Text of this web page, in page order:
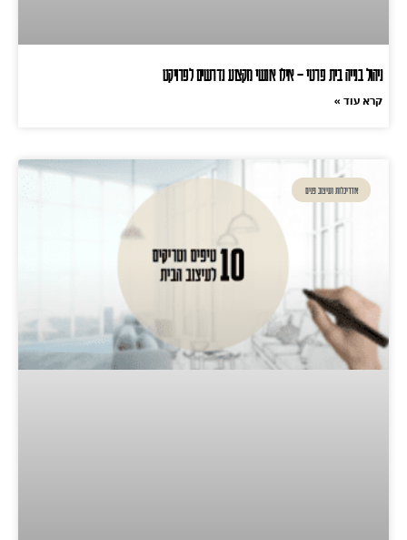
ניהול בנייה בית פרטי – אילו אנשי מקצוע נדרשים לפרויקט
קרא עוד »
אדריכלות ועיצוב פנים